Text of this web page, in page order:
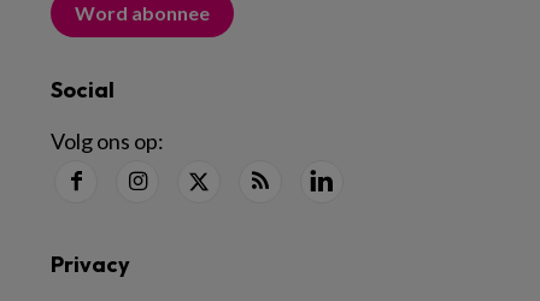
Word abonnee
Social
Volg ons op:
Privacy